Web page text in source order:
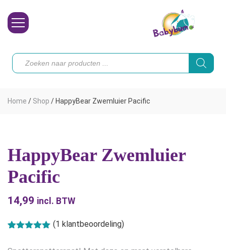
Toebehoren
Onze merken
Hoe begin ik?
Producten
zoeken
Home / Shop / HappyBear Zwemluier Pacific
HappyBear Zwemluier
Pacific
14,99 incl. BTW
(1 klantbeoordeling)